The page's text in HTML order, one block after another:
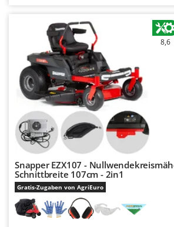
Oliviero
Olix
OMA
Omas
Ompagrill
Ooni
Oriental Koshin
Outdoorchef
P
Palazzetti
Palumbo Pavi
Partisani
8,6
Snapper EZX107 -
Schnittbreite 107cm - 2in1
Gratis-Zugaben von AgriEuro